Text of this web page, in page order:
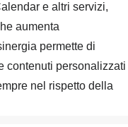
e altri servizi,
aumenta
permette di
contenuti personalizzati
nel rispetto della